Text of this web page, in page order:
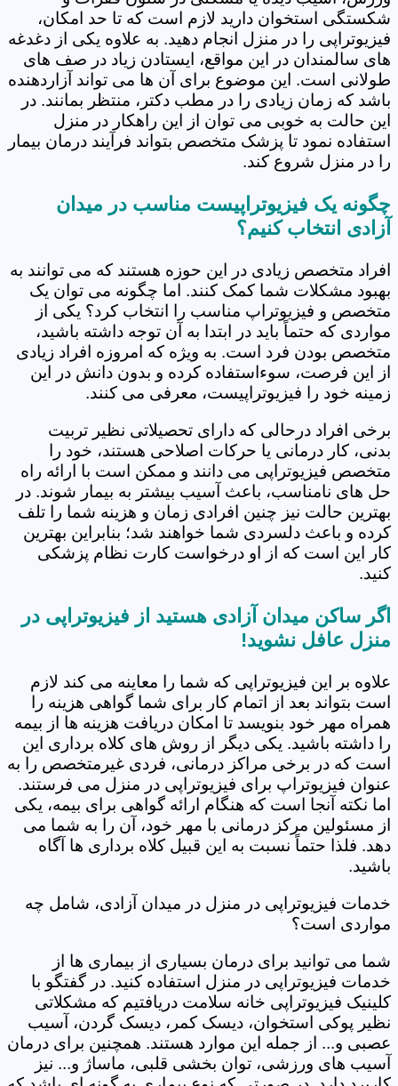
شکستگی استخوان دارید لازم است که تا حد امکان،
فیزیوتراپی را در منزل انجام دهید. به علاوه یکی از دغدغه
های سالمندان در این مواقع، ایستادن زیاد در صف های
طولانی است. این موضوع برای آن ها می تواند آزاردهنده
باشد که زمان زیادی را در مطب دکتر، منتظر بمانند. در
این حالت به خوبی می توان از این راهکار در منزل
استفاده نمود تا پزشک متخصص بتواند فرآیند درمان بیمار
را در منزل شروع کند.
چگونه یک فیزیوتراپیست مناسب در میدان
آزادی انتخاب کنیم؟
افراد متخصص زیادی در این حوزه هستند که می توانند به
بهبود مشکلات شما کمک کنند. اما چگونه می توان یک
متخصص و فیزیوتراپ مناسب را انتخاب کرد؟ یکی از
مواردی که حتماً باید در ابتدا به آن توجه داشته باشید،
متخصص بودن فرد است. به ویژه که امروزه افراد زیادی
از این فرصت، سوءاستفاده کرده و بدون دانش در این
زمینه خود را فیزیوتراپیست، معرفی می کنند.
برخی افراد درحالی که دارای تحصیلاتی نظیر تربیت
بدنی، کار درمانی یا حرکات اصلاحی هستند، خود را
متخصص فیزیوتراپی می دانند و ممکن است با ارائه راه
حل های نامناسب، باعث آسیب بیشتر به بیمار شوند. در
بهترین حالت نیز چنین افرادی زمان و هزینه شما را تلف
کرده و باعث دلسردی شما خواهند شد؛ بنابراین بهترین
کار این است که از او درخواست کارت نظام پزشکی
کنید.
اگر ساکن میدان آزادی هستید از فیزیوتراپی در
منزل عافل نشوید!
علاوه بر این فیزیوتراپی که شما را معاینه می کند لازم
است بتواند بعد از اتمام کار برای شما گواهی هزینه را
همراه مهر خود بنویسد تا امکان دریافت هزینه ها از بیمه
را داشته باشید. یکی دیگر از روش های کلاه برداری این
است که در برخی مراکز درمانی، فردی غیرمتخصص را به
عنوان فیزیوتراپ برای فیزیوتراپی در منزل می فرستند.
اما نکته آنجا است که هنگام ارائه گواهی برای بیمه، یکی
از مسئولین مرکز درمانی با مهر خود، آن را به شما می
دهد. فلذا حتماً نسبت به این قبیل کلاه برداری ها آگاه
باشید.
خدمات فیزیوتراپی در منزل در میدان آزادی، شامل چه
مواردی است؟
شما می توانید برای درمان بسیاری از بیماری ها از
خدمات فیزیوتراپی در منزل استفاده کنید. در گفتگو با
کلینیک فیزیوتراپی خانه سلامت دریافتیم که مشکلاتی
نظیر پوکی استخوان، دیسک کمر، دیسک گردن، آسیب
عصبی و... از جمله این موارد هستند. همچنین برای درمان
آسیب های ورزشی، توان بخشی قلبی، ماساژ و... نیز